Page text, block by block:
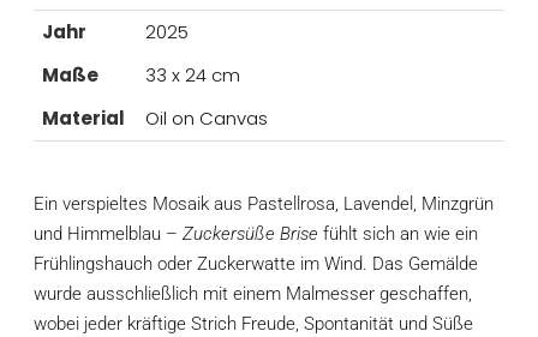
Jahr
2025
Maße
33 x 24 cm
Material
Oil on Canvas
Ein verspieltes Mosaik aus Pastellrosa, Lavendel, Minzgrün
und Himmelblau – Zuckersüße Brise fühlt sich an wie ein
Frühlingshauch oder Zuckerwatte im Wind. Das Gemälde
wurde ausschließlich mit einem Malmesser geschaffen,
wobei jeder kräftige Strich Freude, Spontanität und Süße